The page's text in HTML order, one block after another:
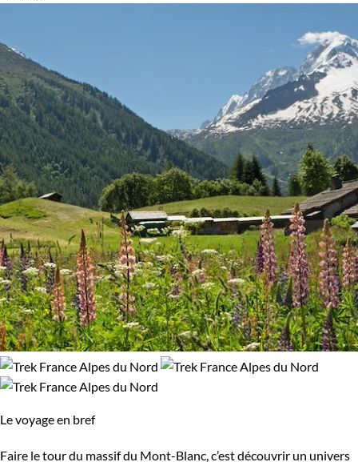
Le voyage en bref
Faire le tour du massif du Mont-Blanc, c’est découvrir un univers